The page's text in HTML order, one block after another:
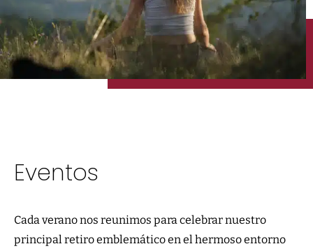
Eventos
Cada verano nos reunimos para celebrar nuestro
principal retiro emblemático en el hermoso entorno